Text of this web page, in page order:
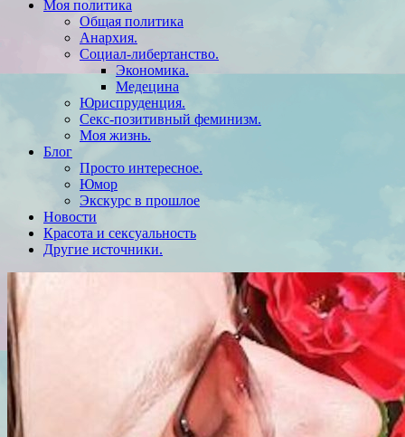
Моя политика
Общая политика
Анархия.
Социал-либертанство.
Экономика.
Медецина
Юриспруденция.
Секс-позитивный феминизм.
Моя жизнь.
Блог
Просто интересное.
Юмор
Экскурс в прошлое
Новости
Красота и сексуальность
Другие источники.